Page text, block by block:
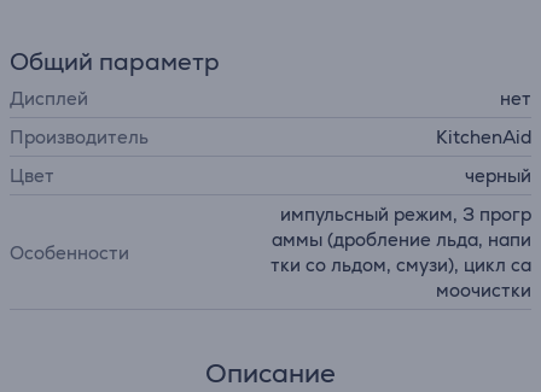
Общий параметр
Дисплей
нет
Производитель
KitchenAid
Цвет
черный
Особенности
импульсный режим, 3 прогр
аммы (дробление льда, напи
тки со льдом, смузи), цикл са
моочистки
Описание